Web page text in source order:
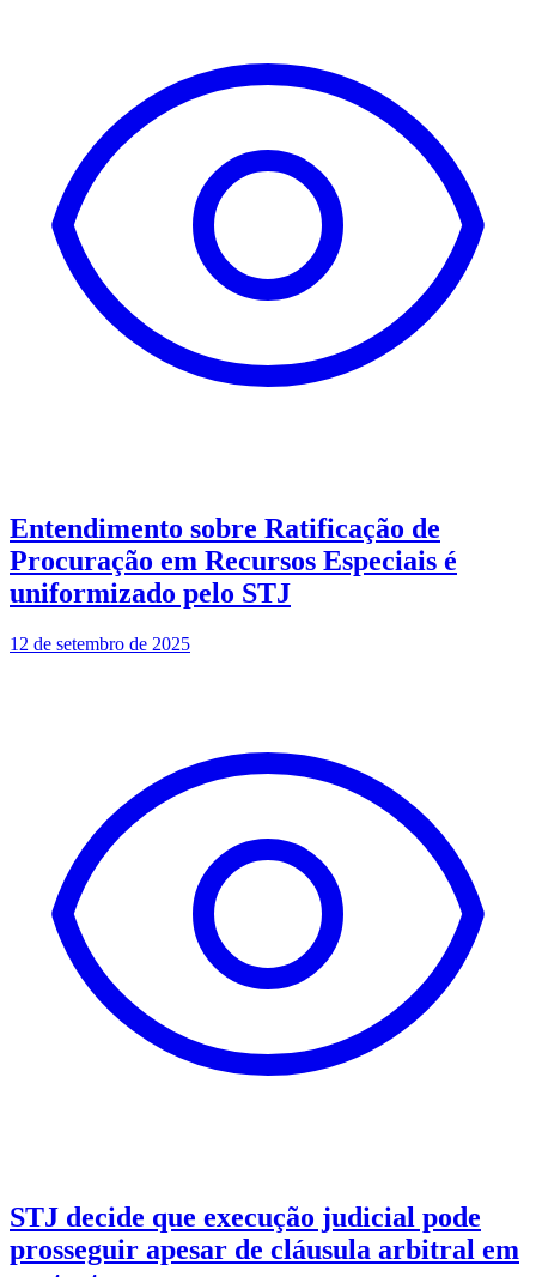
Entendimento sobre Ratificação de
Procuração em Recursos Especiais é
uniformizado pelo STJ
12 de setembro de 2025
STJ decide que execução judicial pode
prosseguir apesar de cláusula arbitral em